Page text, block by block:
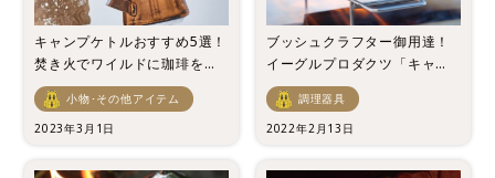
キャンプケトルおすすめ5選！
焚き火でワイルドに珈琲を味
わおう！
小物･その他アイテム
2023年3月1日
ブッシュクラフター御用達！
イーグルプロダクツ「キャン
プファイヤーケトル」の魅力
を徹底レビュー
調理器具
2022年2月13日